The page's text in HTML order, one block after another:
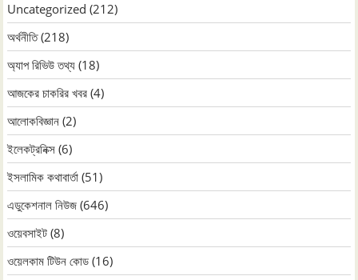
Uncategorized (212)
অর্থনীতি(218)
অ্যাপ রিভিউ তথ্য (18)
আজকের চাকরির খবর (4)
আলোকবিজ্ঞান (2)
ইলেকট্রনিক্স (6)
ইসলামিক কথাবার্তা (51)
এডুকেশনাল নিউজ (646)
ওয়েবসাইট (8)
ওয়েলকাম টিউন কোড (16)